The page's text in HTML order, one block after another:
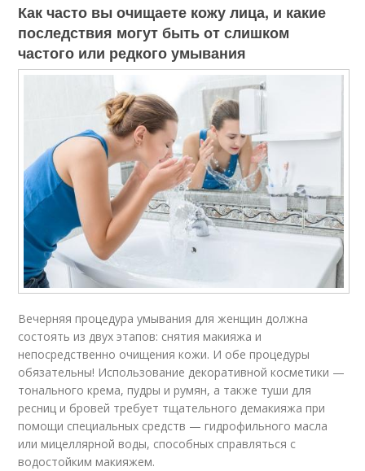
Как часто вы очищаете кожу лица, и какие
последствия могут быть от слишком
частого или редкого умывания
Вечерняя процедура умывания для женщин должна
состоять из двух этапов: снятия макияжа и
непосредственно очищения кожи. И обе процедуры
обязательны! Использование декоративной косметики —
тонального крема, пудры и румян, а также туши для
ресниц и бровей требует тщательного демакияжа при
помощи специальных средств — гидрофильного масла
или мицеллярной воды, способных справляться с
водостойким макияжем.